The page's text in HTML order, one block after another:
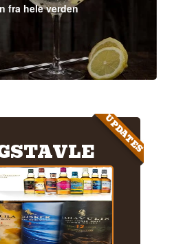
fra hele verden
UPDATES